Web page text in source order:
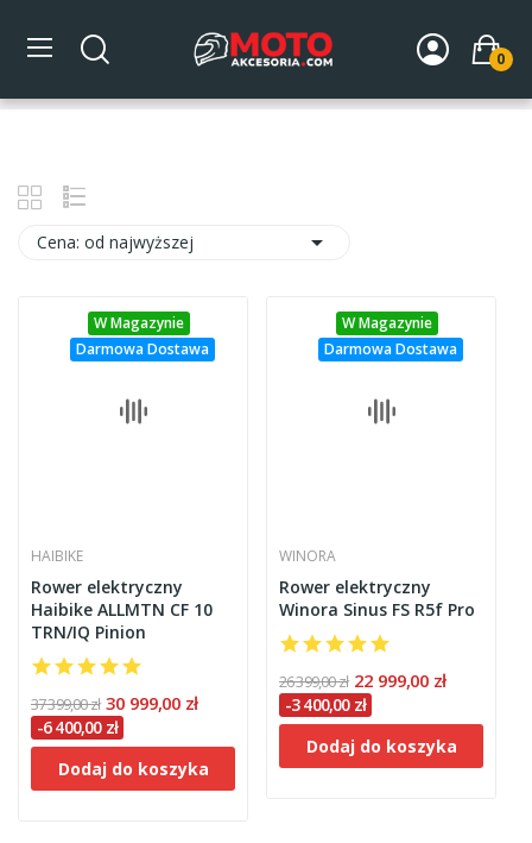
0
Strona główna Promocje
Cena: od najwyższej 
W Magazynie
Darmowa Dostawa
HAIBIKE
Rower elektryczny
Haibike ALLMTN CF 10
TRN/IQ Pinion
37 399,00 zł 30 999,00 zł
-6 400,00 zł
Dodaj do koszyka
W Magazynie
Darmowa Dostawa
WINORA
Rower elektryczny
Winora Sinus FS R5f Pro
26 399,00 zł 22 999,00 zł
-3 400,00 zł
Dodaj do koszyka